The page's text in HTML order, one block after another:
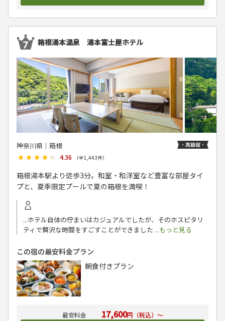
箱根湯本温泉 湯本富士屋ホテル
神奈川県│箱根
★★★★★
★★★★★ 4.36 （全1,443件）
箱根湯本駅より徒歩3分。和室・和洋室など豊富な部屋タイ
プと、夏季限定プールで夏の箱根を満喫！
...ホテル自体の佇まいはカジュアルでしたが、そのホスピタリ
ティで贅沢な時間をすごすことができました ...もっと見る
17,600円（税込）～
この宿の最安料金プラン
朝食付きプラン